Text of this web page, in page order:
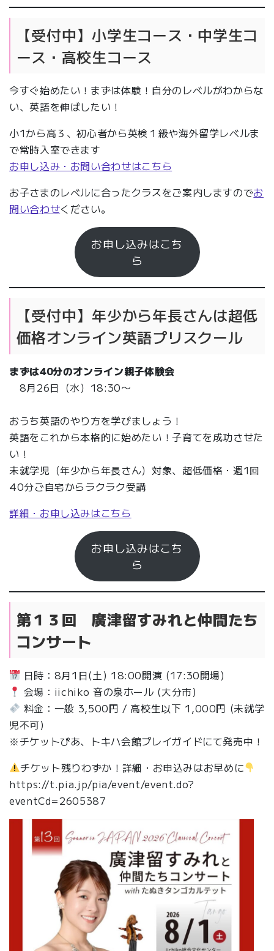
【受付中】小学生コース・中学生コ
ース・高校生コース
今すぐ始めたい！まずは体験！自分のレベルがわからな
い、英語を伸ばしたい！
小1から高３、初心者から英検１級や海外留学レベルま
で常時入室できます
お申し込み・お問い合わせはこちら
お子さまのレベルに合ったクラスをご案内しますのでお
問い合わせください。
お申し込みはこち
ら
【受付中】年少から年長さんは超低
価格オンライン英語プリスクール
まずは40分のオンライン親子体験会
8月26日（水）18:30〜
おうち英語のやり方を学びましょう！
英語をこれから本格的に始めたい！子育てを成功させた
い！
未就学児（年少から年長さん）対象、超低価格・週1回
40分ご自宅からラクラク受講
詳細・お申し込みはこちら
お申し込みはこち
ら
第１３回 廣津留すみれと仲間たち
コンサート
日時：8月1日(土) 18:00開演 (17:30開場)
会場：iichiko 音の泉ホール (大分市)
料金：一般 3,500円 / 高校生以下 1,000円 (未就学
児不可)
※チケットぴあ、トキハ会館プレイガイドにて発売中！
チケット残りわずか！詳細・お申込みはお早めに
https://t.pia.jp/pia/event/event.do?
eventCd=2605387